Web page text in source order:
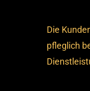
Die
pfleglich